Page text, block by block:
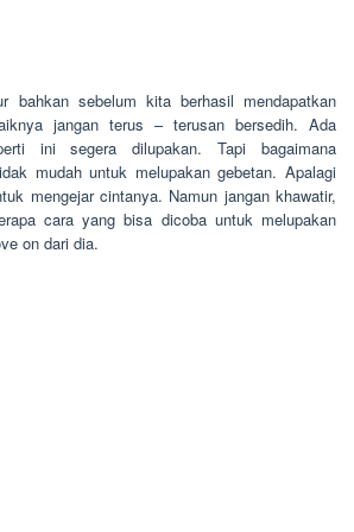
bahkan sebelum kita berhasil mendapatkan
jangan terus – terusan bersedih. Ada
ini segera dilupakan. Tapi bagaimana
mudah untuk melupakan gebetan. Apalagi
mengejar cintanya. Namun jangan khawatir,
cara yang bisa dicoba untuk melupakan
on dari dia.